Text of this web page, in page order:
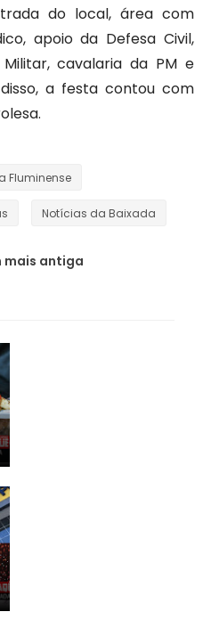
do local, área com
apoio da Defesa Civil,
cavalaria da PM e
a festa contou com
Fluminense
Notícias da Baixada
mais antiga